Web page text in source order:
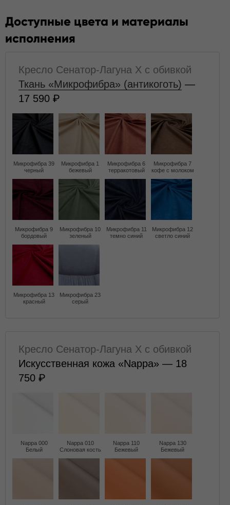
Доступные цвета и материалы
исполнения
Кресло Сенатор-Лагуна X с обивкой
Ткань «Микрофибра» (антикоготь) —
17 590
Микрофибра 39
черный
Микрофибра 1
бежевый
Микрофибра 6
терракотовый
Микрофибра 7
кофе с молоком
Микрофибра 9
бордовый
Микрофибра 10
зеленый
Микрофибра 11
темно синий
Микрофибра 12
светло синий
Микрофибра 13
красный
Микрофибра 23
серый
Кресло Сенатор-Лагуна X с обивкой
Искусственная кожа «Nappa» — 18
750
Nappa 000
Белый
Nappa 010
Слоновая кость
Nappa 110
Бежевый
Nappa 130
Бежевый